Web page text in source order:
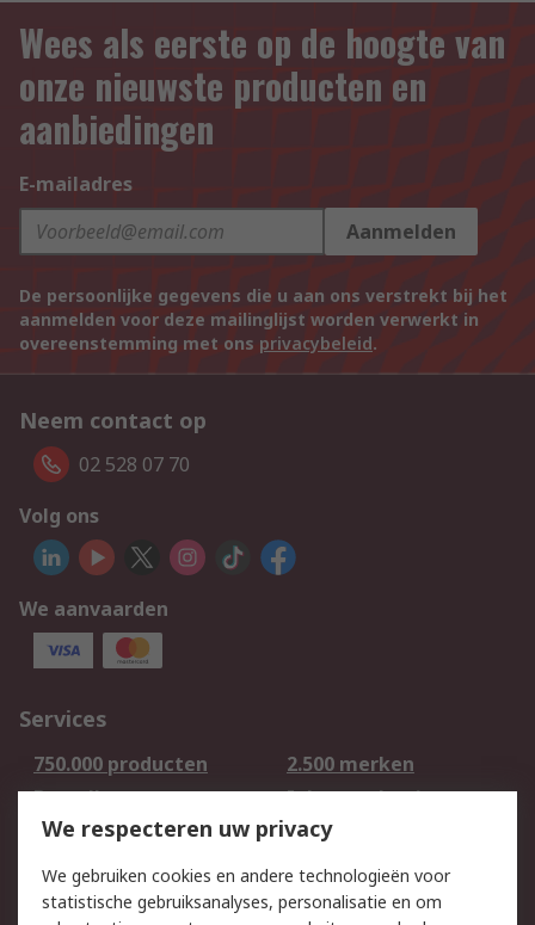
Wees als eerste op de hoogte van
onze nieuwste producten en
aanbiedingen
E-mailadres
Aanmelden
De persoonlijke gegevens die u aan ons verstrekt bij het
aanmelden voor deze mailinglijst worden verwerkt in
overeenstemming met ons privacybeleid.
Neem contact op
02 528 07 70
Volg ons
We aanvaarden
Services
750.000 producten
2.500 merken
Bestellen
Inkoopoplossingen
Retouren
Technisch advies
Track & Trace
We respecteren uw privacy
We gebruiken cookies en andere technologieën voor
statistische gebruiksanalyses, personalisatie en om